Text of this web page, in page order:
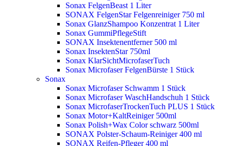
Sonax FelgenBeast 1 Liter
SONAX FelgenStar Felgenreiniger 750 ml
Sonax GlanzShampoo Konzentrat 1 Liter
Sonax GummiPflegeStift
SONAX Insektenentferner 500 ml
Sonax InsektenStar 750ml
Sonax KlarSichtMicrofaserTuch
Sonax Microfaser FelgenBürste 1 Stück
Sonax
Sonax Microfaser Schwamm 1 Stück
Sonax Microfaser WaschHandschuh 1 Stück
Sonax MicrofaserTrockenTuch PLUS 1 Stück
Sonax Motor+KaltReiniger 500ml
Sonax Polish+Wax Color schwarz 500ml
SONAX Polster-Schaum-Reiniger 400 ml
SONAX Reifen-Pfleger 400 ml